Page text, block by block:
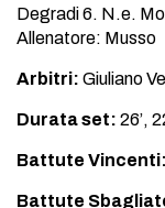
Degradi 6. N.e.
Allenatore: Musso
Arbitri: Giuliano
Durata set: 26’,
Battute Vincenti:
Battute